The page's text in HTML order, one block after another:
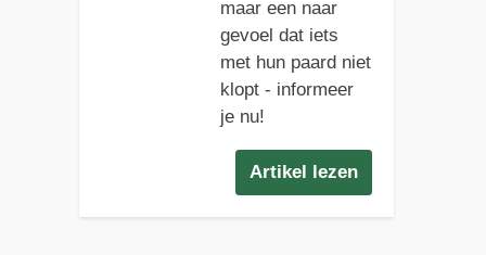
maar een naar
gevoel dat iets
met hun paard niet
klopt - informeer
je nu!
Artikel lezen